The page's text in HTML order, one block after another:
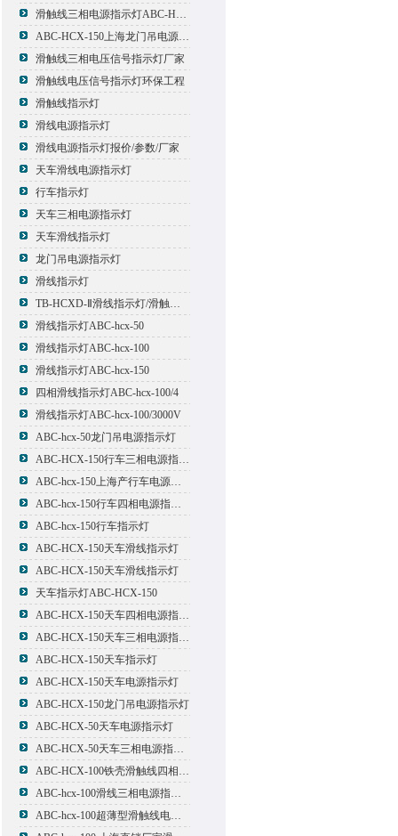
滑触线三相电源指示灯ABC-HCX-100
ABC-HCX-150上海龙门吊电源指示灯
滑触线三相电压信号指示灯厂家
滑触线电压信号指示灯环保工程
滑触线指示灯
滑线电源指示灯
滑线电源指示灯报价/参数/厂家
天车滑线电源指示灯
行车指示灯
天车三相电源指示灯
天车滑线指示灯
龙门吊电源指示灯
滑线指示灯
TB-HCXD-Ⅱ滑线指示灯/滑触线指示灯
滑线指示灯ABC-hcx-50
滑线指示灯ABC-hcx-100
滑线指示灯ABC-hcx-150
四相滑线指示灯ABC-hcx-100/4
滑线指示灯ABC-hcx-100/3000V
ABC-hcx-50龙门吊电源指示灯
ABC-HCX-150行车三相电源指示灯
ABC-hcx-150上海产行车电源指示灯
ABC-hcx-150行车四相电源指示灯
ABC-hcx-150行车指示灯
ABC-HCX-150天车滑线指示灯
ABC-HCX-150天车滑线指示灯
天车指示灯ABC-HCX-150
ABC-HCX-150天车四相电源指示灯
ABC-HCX-150天车三相电源指示灯
ABC-HCX-150天车指示灯
ABC-HCX-150天车电源指示灯
ABC-HCX-150龙门吊电源指示灯
ABC-HCX-50天车电源指示灯
ABC-HCX-50天车三相电源指示灯
ABC-HCX-100铁壳滑触线四相电源指示灯
ABC-hcx-100滑线三相电源指示灯
ABC-hcx-100超薄型滑触线电源指示灯